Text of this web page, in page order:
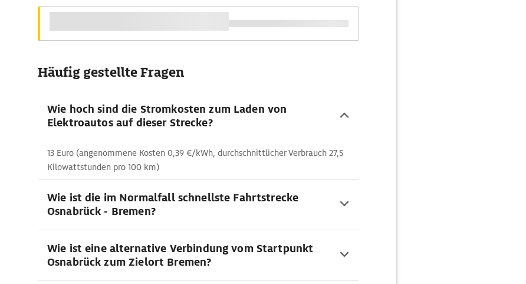
Häufig gestellte Fragen
Wie hoch sind die Stromkosten zum Laden von
Elektroautos auf dieser Strecke?
13 Euro (angenommene Kosten 0,39 €/kWh, durchschnittlicher Verbrauch 27,5
Kilowattstunden pro 100 km)
Wie ist die im Normalfall schnellste Fahrtstrecke
Osnabrück - Bremen?
Wie ist eine alternative Verbindung vom Startpunkt
Osnabrück zum Zielort Bremen?